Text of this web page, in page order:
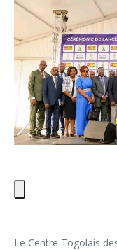
Le Centre Togolais